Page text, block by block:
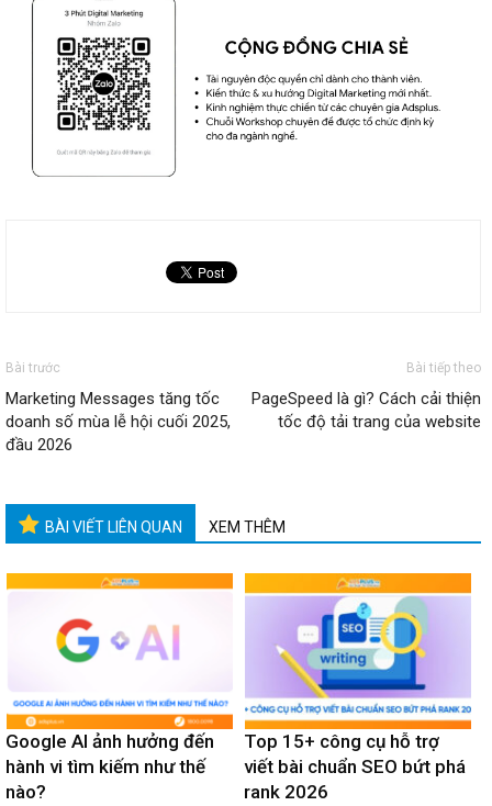
Bài trước
Marketing Messages tăng tốc
doanh số mùa lễ hội cuối 2025,
đầu 2026
Bài tiếp theo
PageSpeed là gì? Cách cải thiện
tốc độ tải trang của website
BÀI VIẾT LIÊN QUAN XEM THÊM
Google AI ảnh hưởng đến
hành vi tìm kiếm như thế
nào?
Top 15+ công cụ hỗ trợ
viết bài chuẩn SEO bứt phá
rank 2026